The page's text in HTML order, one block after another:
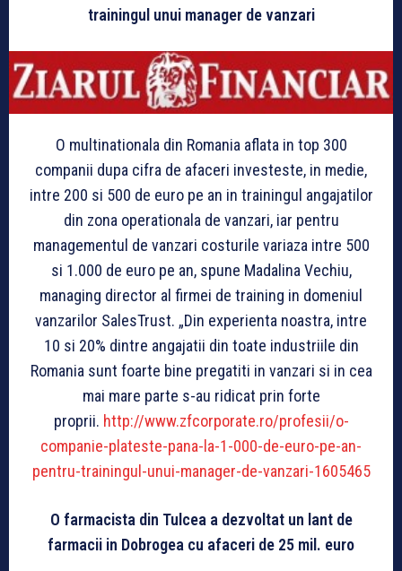
trainingul unui manager de vanzari
O multinationala din Romania aflata in top 300
companii dupa cifra de afaceri investeste, in medie,
intre 200 si 500 de euro pe an in trainingul angajatilor
din zona operationala de vanzari, iar pentru
managementul de vanzari costurile variaza intre 500
si 1.000 de euro pe an, spune Madalina Vechiu,
managing director al firmei de training in domeniul
vanzarilor SalesTrust. „Din experienta noastra, intre
10 si 20% dintre angajatii din toate industriile din
Romania sunt foarte bine pregatiti in vanzari si in cea
mai mare parte s-au ridicat prin forte
proprii. http://www.zfcorporate.ro/profesii/o-
companie-plateste-pana-la-1-000-de-euro-pe-an-
pentru-trainingul-unui-manager-de-vanzari-1605465
O farmacista din Tulcea a dezvoltat un lant de
farmacii in Dobrogea cu afaceri de 25 mil. euro